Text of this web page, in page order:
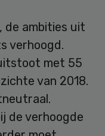
de ambities uit
verhoogd.
met 55
van 2018.
de verhoogde